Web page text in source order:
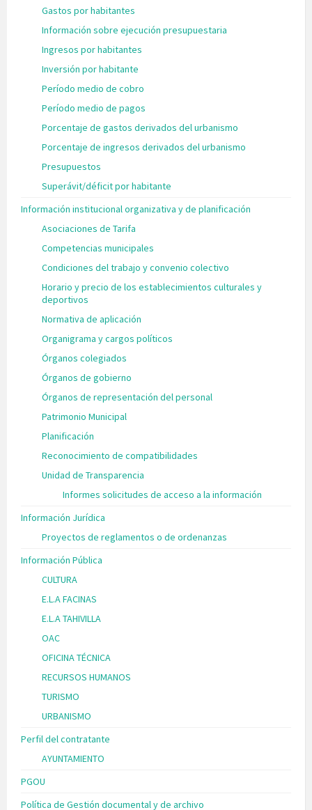
Gastos por habitantes
Información sobre ejecución presupuestaria
Ingresos por habitantes
Inversión por habitante
Período medio de cobro
Período medio de pagos
Porcentaje de gastos derivados del urbanismo
Porcentaje de ingresos derivados del urbanismo
Presupuestos
Superávit/déficit por habitante
Información institucional organizativa y de planificación
Asociaciones de Tarifa
Competencias municipales
Condiciones del trabajo y convenio colectivo
Horario y precio de los establecimientos culturales y
deportivos
Normativa de aplicación
Organigrama y cargos políticos
Órganos colegiados
Órganos de gobierno
Órganos de representación del personal
Patrimonio Municipal
Planificación
Reconocimiento de compatibilidades
Unidad de Transparencia
Informes solicitudes de acceso a la información
Información Jurídica
Proyectos de reglamentos o de ordenanzas
Información Pública
CULTURA
E.L.A FACINAS
E.L.A TAHIVILLA
OAC
OFICINA TÉCNICA
RECURSOS HUMANOS
TURISMO
URBANISMO
Perfil del contratante
AYUNTAMIENTO
PGOU
Política de Gestión documental y de archivo